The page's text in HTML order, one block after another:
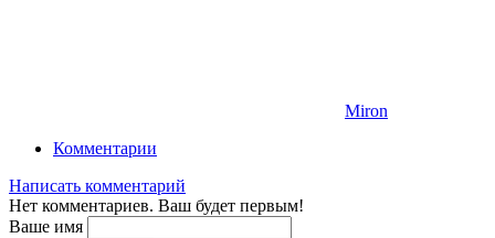
Miron
Комментарии
Написать комментарий
Нет комментариев. Ваш будет первым!
Ваше имя